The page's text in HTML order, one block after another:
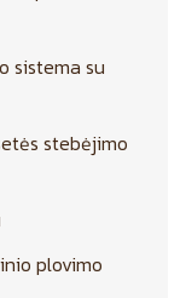
sistema su
stebėjimo
plovimo